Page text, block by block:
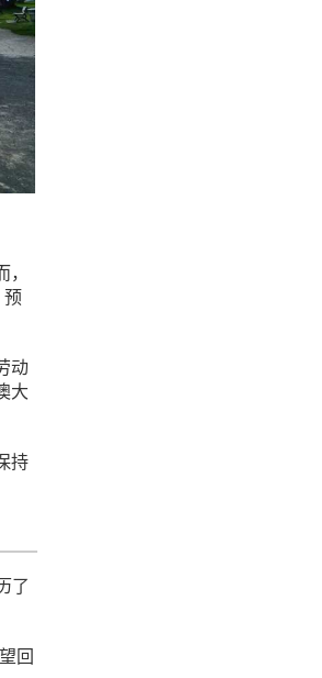
预
动
大
持
了
回